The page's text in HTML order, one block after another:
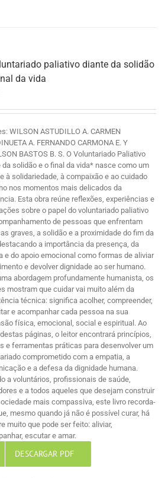
paliativo diante da solidão
da vida
WILSON ASTUDILLO A. CARMEN
A. FERNANDO CARMONA E. Y
BASTOS B. S. O Voluntariado Paliativo
da solidão e o final da vida* nasce como um
à solidariedade, à compaixão e ao cuidado
nos momentos mais delicados da
Esta obra reúne reflexões, experiências e
sobre o papel do voluntariado paliativo
de pessoas que enfrentam
graves, a solidão e a proximidade do fim da
a importância da presença, da
e do apoio emocional como formas de aliviar
e devolver dignidade ao ser humano.
abordagem profundamente humanista, os
mostram que cuidar vai muito além da
técnica: significa acolher, compreender,
e acompanhar cada pessoa na sua
física, emocional, social e espiritual. Ao
destas páginas, o leitor encontrará princípios,
e ferramentas práticas para desenvolver um
comprometido com a empatia, a
e a defesa da dignidade humana.
a voluntários, profissionais de saúde,
e a todos aqueles que desejam construir
mais compassiva, este livro recorda-
mesmo quando já não é possível curar, há
muito que pode ser feito: aliviar,
escutar e amar.
DESCARGAR PDF